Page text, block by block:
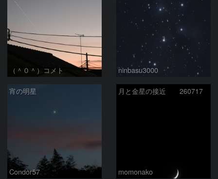
（＾０＾）コメト ninbasu3000
宵の明星
Condor57
月と金星の接近 260717
momonako